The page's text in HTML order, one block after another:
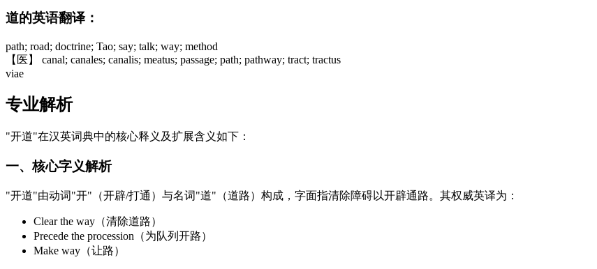
道的英语翻译：
path; road; doctrine; Tao; say; talk; way; method
【医】 canal; canales; canalis; meatus; passage; path; pathway; tract; tractus
viae
专业解析
"开道"在汉英词典中的核心释义及扩展含义如下：
一、核心字义解析
"开道"由动词"开"（开辟/打通）与名词"道"（道路）构成，字面指清除障碍以开辟通路。其权威英译为：
Clear the way（清除道路）
Precede the procession（为队列开路）
Make way（让路）